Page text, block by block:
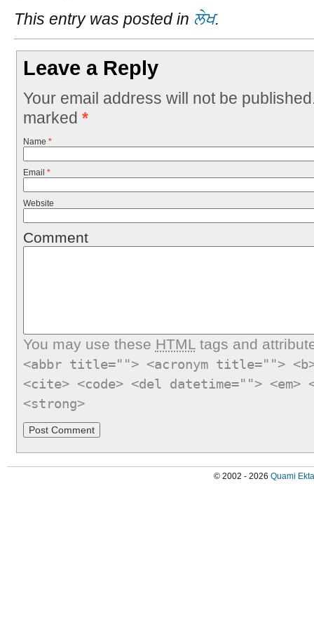
This entry was posted in ਲੇਖ.
Leave a Reply
Your email address will not be
marked *
Name *
Email *
Website
Comment
You may use these HTMLtags and
<abbr title=""> <acronym title="">
<cite> <code> <del datetime="">
<strong>
© 2002 - 2026 Quami